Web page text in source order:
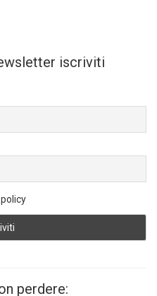
iscriviti
perdere: